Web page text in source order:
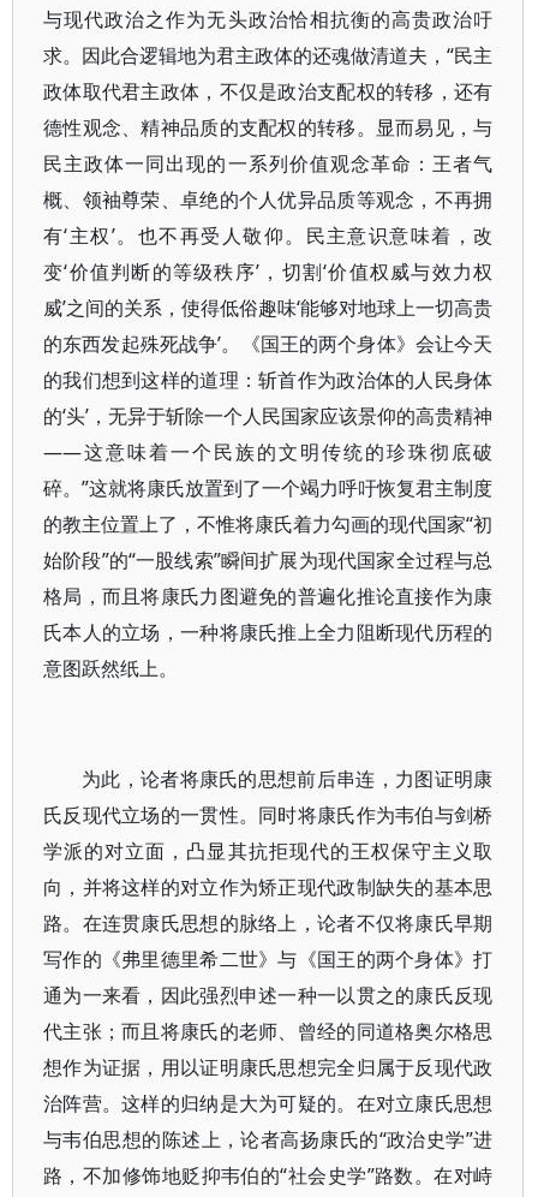
与现代政治之作为无头政治恰相抗衡的高贵政治吁
求。因此合逻辑地为君主政体的还魂做清道夫，“民主
政体取代君主政体，不仅是政治支配权的转移，还有
德性观念、精神品质的支配权的转移。显而易见，与
民主政体一同出现的一系列价值观念革命：王者气
概、领袖尊荣、卓绝的个人优异品质等观念，不再拥
有‘主权’。也不再受人敬仰。民主意识意味着，改
变‘价值判断的等级秩序’，切割‘价值权威与效力权
威’之间的关系，使得低俗趣味‘能够对地球上一切高贵
的东西发起殊死战争’。《国王的两个身体》会让今天
的我们想到这样的道理：斩首作为政治体的人民身体
的‘头’，无异于斩除一个人民国家应该景仰的高贵精神
——这意味着一个民族的文明传统的珍珠彻底破
碎。”这就将康氏放置到了一个竭力呼吁恢复君主制度
的教主位置上了，不惟将康氏着力勾画的现代国家“初
始阶段”的“一股线索”瞬间扩展为现代国家全过程与总
格局，而且将康氏力图避免的普遍化推论直接作为康
氏本人的立场，一种将康氏推上全力阻断现代历程的
意图跃然纸上。
为此，论者将康氏的思想前后串连，力图证明康
氏反现代立场的一贯性。同时将康氏作为韦伯与剑桥
学派的对立面，凸显其抗拒现代的王权保守主义取
向，并将这样的对立作为矫正现代政制缺失的基本思
路。在连贯康氏思想的脉络上，论者不仅将康氏早期
写作的《弗里德里希二世》与《国王的两个身体》打
通为一来看，因此强烈申述一种一以贯之的康氏反现
代主张；而且将康氏的老师、曾经的同道格奥尔格思
想作为证据，用以证明康氏思想完全归属于反现代政
治阵营。这样的归纳是大为可疑的。在对立康氏思想
与韦伯思想的陈述上，论者高扬康氏的“政治史学”进
路，不加修饰地贬抑韦伯的“社会史学”路数。在对峙